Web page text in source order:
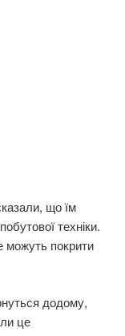
що їм
техніки.
можуть покрити
додому,
це